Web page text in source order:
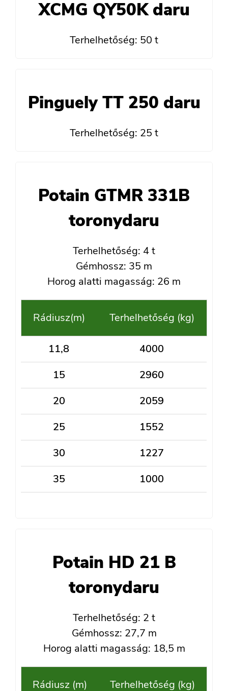
XCMG QY50K daru
Terhelhetőség: 50 t
Pinguely TT 250 daru
Terhelhetőség: 25 t
Potain GTMR 331B
toronydaru
Terhelhetőség: 4 t
Gémhossz: 35 m
Horog alatti magasság: 26 m
Rádiusz(m) Terhelhetőség (kg)
11,8
4000
15
2960
20
2059
25
1552
30
1227
35
1000
Potain HD 21 B
toronydaru
Terhelhetőség: 2 t
Gémhossz: 27,7 m
Horog alatti magasság: 18,5 m
Rádiusz (m) Terhelhetőség (kg)